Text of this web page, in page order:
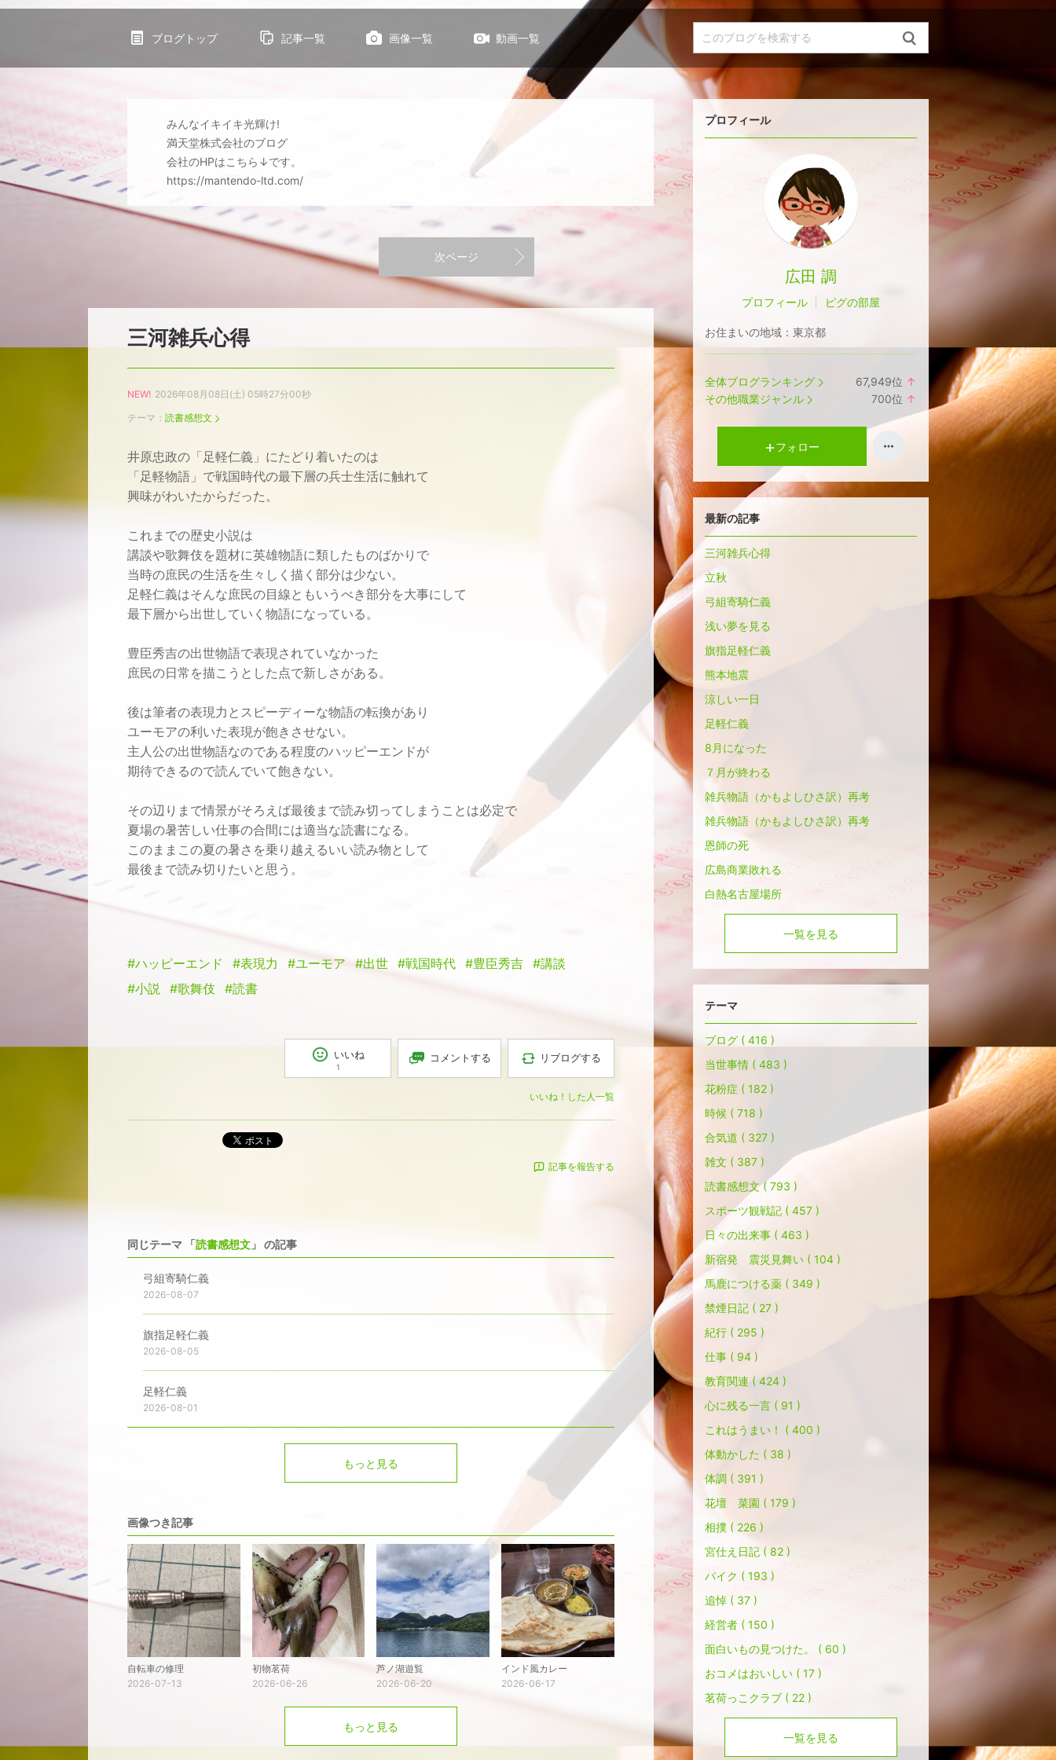
ブログトップ 記事一覧 画像一覧 動画一覧
みんなイキイキ光輝け!
満天堂株式会社のブログ
会社のHPはこちら↓です。
https://mantendo-ltd.com/
次ページ
三河雑兵心得
NEW! 2026年08月08日(土) 05時27分00秒
テーマ： 読書感想文
井原忠政の「足軽仁義」にたどり着いたのは
「足軽物語」で戦国時代の最下層の兵士生活に触れて
興味がわいたからだった。
これまでの歴史小説は
講談や歌舞伎を題材に英雄物語に類したものばかりで
当時の庶民の生活を生々しく描く部分は少ない。
足軽仁義はそんな庶民の目線ともいうべき部分を大事にして
最下層から出世していく物語になっている。
豊臣秀吉の出世物語で表現されていなかった
庶民の日常を描こうとした点で新しさがある。
後は筆者の表現力とスピーディーな物語の転換があり
ユーモアの利いた表現が飽きさせない。
主人公の出世物語なのである程度のハッピーエンドが
期待できるので読んでいて飽きない。
その辺りまで情景がそろえば最後まで読み切ってしまうことは必定で
夏場の暑苦しい仕事の合間には適当な読書になる。
このままこの夏の暑さを乗り越えるいい読み物として
最後まで読み切りたいと思う。
#ハッピーエンド #表現力 #ユーモア #出世 #戦国時代 #豊臣秀吉 #講談
#小説 #歌舞伎 #読書
いいね
1
コメントする リブログする
いいね！した人一覧
ポスト
記事を報告する
同じテーマ 「読書感想文 」 の記事
弓組寄騎仁義
2026-08-07
旗指足軽仁義
2026-08-05
足軽仁義
2026-08-01
もっと見る
画像つき記事
自転車の修理
2026-07-13
初物茗荷
2026-06-26
芦ノ湖遊覧
2026-06-20
インド風カレー
2026-06-17
もっと見る
プロフィール
広田 調
プロフィール ピグの部屋
お住まいの地域： 東京都
全体ブログランキング 67,949位 ↑
ン
上
昇
その他職業ジャンル 700位 ↑
ラ
グ
上
フォロー
最新の記事
三河雑兵心得
立秋
弓組寄騎仁義
浅い夢を見る
旗指足軽仁義
熊本地震
涼しい一日
足軽仁義
8月になった
７月が終わる
雑兵物語（かもよしひさ訳）再考
雑兵物語（かもよしひさ訳）再考
恩師の死
広島商業敗れる
白熱名古屋場所
一覧を見る
テーマ
ブログ ( 416 )
当世事情 ( 483 )
花粉症 ( 182 )
時候 ( 718 )
合気道 ( 327 )
雑文 ( 387 )
読書感想文 ( 793 )
スポーツ観戦記 ( 457 )
日々の出来事 ( 463 )
新宿発 震災見舞い ( 104 )
馬鹿につける薬 ( 349 )
禁煙日記 ( 27 )
紀行 ( 295 )
仕事 ( 94 )
教育関連 ( 424 )
心に残る一言 ( 91 )
これはうまい！ ( 400 )
体動かした ( 38 )
体調 ( 391 )
花壇 菜園 ( 179 )
相撲 ( 226 )
宮仕え日記 ( 82 )
バイク ( 193 )
追悼 ( 37 )
経営者 ( 150 )
面白いもの見つけた。 ( 60 )
おコメはおいしい ( 17 )
茗荷っこクラブ ( 22 )
一覧を見る